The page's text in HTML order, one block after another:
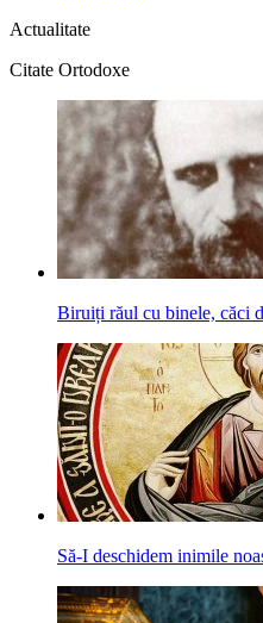
Actualitate
Citate Ortodoxe
Biruiți răul cu binele, căci
Să-I deschidem inimile